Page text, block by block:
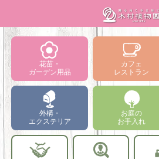
花苗・
ガーデン用品
カフェ
レストラン
外構・
エクステリア
お庭の
お手入れ